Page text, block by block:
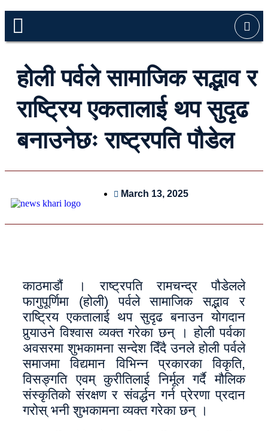
होली पर्वले सामाजिक सद्भाव र
राष्ट्रिय एकतालाई थप सुदृढ
बनाउनेछः राष्ट्रपति पौडेल
March 13, 2025
काठमाडौं । राष्ट्रपति रामचन्द्र पौडेलले
फागुपूर्णिमा (होली) पर्वले सामाजिक सद्भाव र
राष्ट्रिय एकतालाई थप सुदृढ बनाउन योगदान
पुर्‍याउने विश्वास व्यक्त गरेका छन् । होली पर्वका
अवसरमा शुभकामना सन्देश दिँदै उनले होली पर्वले
समाजमा विद्यमान विभिन्न प्रकारका विकृति,
विसङ्गति एवम् कुरीतिलाई निर्मूल गर्दै मौलिक
संस्कृतिको संरक्षण र संवर्द्धन गर्न प्रेरणा प्रदान
गरोस् भनी शुभकामना व्यक्त गरेका छन् ।